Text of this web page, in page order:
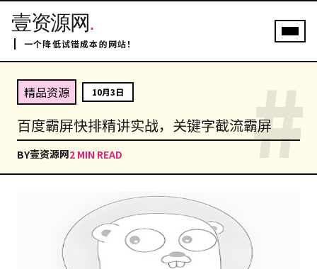
壹资源网.
一个降低试错成本的网站！
#
精品资源 10月3日
百度霸屏快排精讲实战，关键字截流霸屏
BY壹资源网2 MIN READ